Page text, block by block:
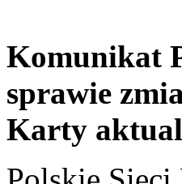
Komunikat
sprawie
Karty